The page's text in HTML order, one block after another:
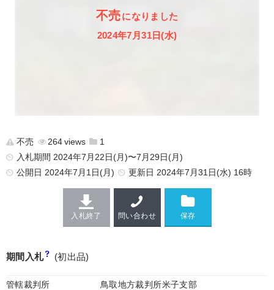
不売になりました
2024年7月31日(水)
不売 264
1
入札期間 2024年7月22日(月)〜7月29日(月)
公開日 2024年7月1日(月) 更新日 2024年7月31日(水) 16時
入札終了 問い合わせ
期間入札 (初出品)
管轄裁判所
鳥取地方裁判所米子支部